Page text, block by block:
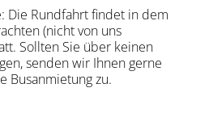
Die Rundfahrt findet in dem
(nicht von uns
Sollten Sie über keinen
senden wir Ihnen gerne
Busanmietung zu.